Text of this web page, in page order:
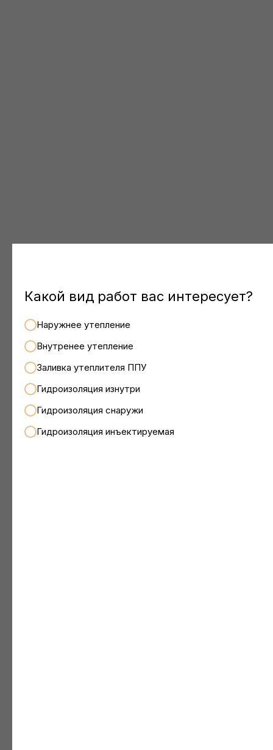
Какой вид работ вас интересует?
Наружнее утепление
Внутренее утепление
Заливка утеплителя ППУ
Гидроизоляция изнутри
Гидроизоляция снаружи
Гидроизоляция инъектируемая